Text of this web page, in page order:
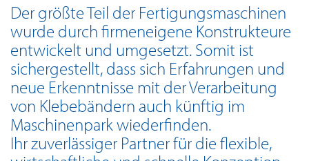
Der größte Teil der Fertigungsmaschinen
wurde durch firmeneigene Konstrukteure
entwickelt und umgesetzt. Somit ist
sichergestellt, dass sich Erfahrungen und
neue Erkenntnisse mit der Verarbeitung
von Klebebändern auch künftig im
Maschinenpark wiederfinden.
Ihr zuverlässiger Partner für die flexible,